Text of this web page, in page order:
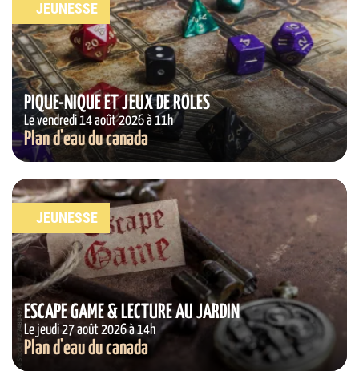
JEUNESSE
PIQUE-NIQUE ET JEUX DE RÔLES
Le vendredi 14 août 2026 à 11h
Plan d'eau du canada
JEUNESSE
ESCAPE GAME & LECTURE AU JARDIN
Le jeudi 27 août 2026 à 14h
Plan d'eau du canada